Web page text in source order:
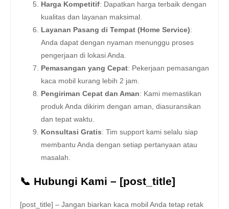
Harga Kompetitif: Dapatkan harga terbaik dengan
kualitas dan layanan maksimal.
Layanan Pasang di Tempat (Home Service):
Anda dapat dengan nyaman menunggu proses
pengerjaan di lokasi Anda.
Pemasangan yang Cepat: Pekerjaan pemasangan
kaca mobil kurang lebih 2 jam.
Pengiriman Cepat dan Aman: Kami memastikan
produk Anda dikirim dengan aman, diasuransikan
dan tepat waktu.
Konsultasi Gratis: Tim support kami selalu siap
membantu Anda dengan setiap pertanyaan atau
masalah.
📞 Hubungi Kami – [post_title]
[post_title] – Jangan biarkan kaca mobil Anda tetap retak